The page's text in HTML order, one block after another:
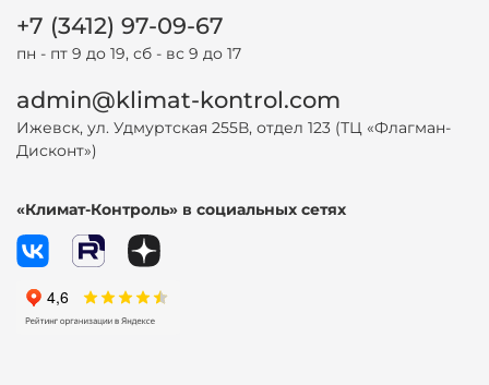
+7 (3412) 97-09-67
пн - пт 9 до 19, сб - вс 9 до 17
admin@klimat-kontrol.com
Ижевск, ул. Удмуртская 255В, отдел 123 (ТЦ «Флагман-
Дисконт»)
«Климат-Контроль» в социальных сетях